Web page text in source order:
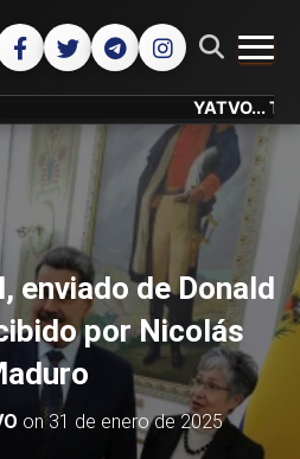
YATVO... Tu
enviado de Donald
por Nicolás
on31 de enero de 2025